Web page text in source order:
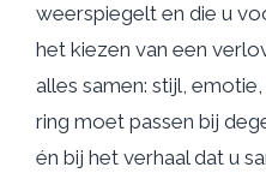
weerspiegelt en die u
het kiezen van een
alles samen: stijl,
ring moet passen bij
én bij het verhaal dat u